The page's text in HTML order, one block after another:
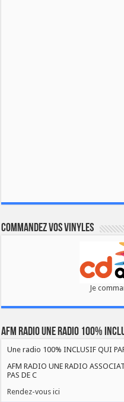
Commandez vos vinyles
Je
AFM RADIO UNE RADIO 100%
Une radio 100% INCLUSIF QUI
AFM RADIO UNE RADIO
PAS DE C
Rendez-vous ici